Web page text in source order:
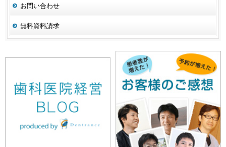
お問い合わせ
無料資料請求